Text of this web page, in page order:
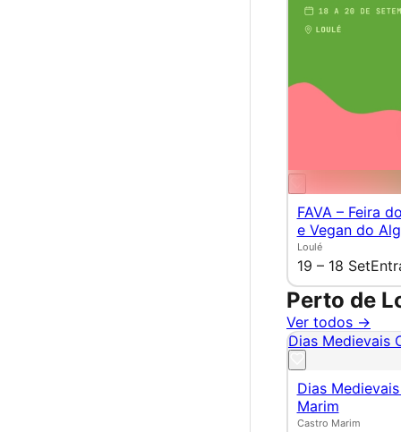
FAVA – Feira
e Vegan do
Loulé
19 – 18 Set
Perto de
Ver todos →
Dias Medievais
Dias
Marim
Castro Marim